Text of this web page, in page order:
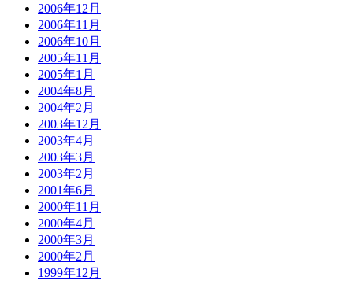
2006年12月
2006年11月
2006年10月
2005年11月
2005年1月
2004年8月
2004年2月
2003年12月
2003年4月
2003年3月
2003年2月
2001年6月
2000年11月
2000年4月
2000年3月
2000年2月
1999年12月